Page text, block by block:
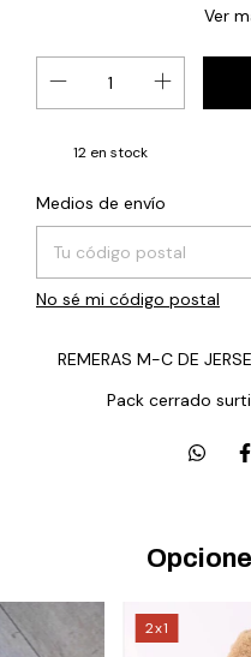
Ver
12 en stock
Entregas para el CP:
Medios de envío
No sé mi código postal
REMERAS M-C DE
Pack cerrado
2x1